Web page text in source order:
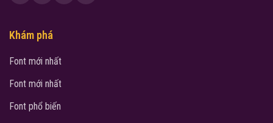
Khám phá
Font mới nhất
Font mới nhất
Font phổ biến